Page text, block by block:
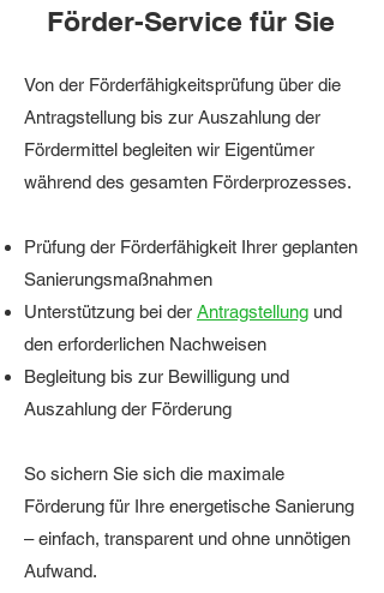
Förder-Service für Sie
Von der Förderfähigkeitsprüfung über die
Antragstellung bis zur Auszahlung der
Fördermittel begleiten wir Eigentümer
während des gesamten Förderprozesses.
Prüfung der Förderfähigkeit Ihrer geplanten
Sanierungsmaßnahmen
Unterstützung bei der Antragstellung und
den erforderlichen Nachweisen
Begleitung bis zur Bewilligung und
Auszahlung der Förderung
So sichern Sie sich die maximale
Förderung für Ihre energetische Sanierung
– einfach, transparent und ohne unnötigen
Aufwand.